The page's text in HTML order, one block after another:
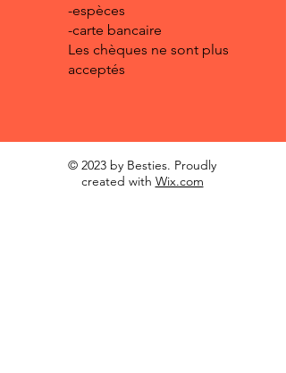
-espèces
-carte bancaire
Les chèques ne sont plus
acceptés
© 2023 by Besties. Proudly
created with Wix.com